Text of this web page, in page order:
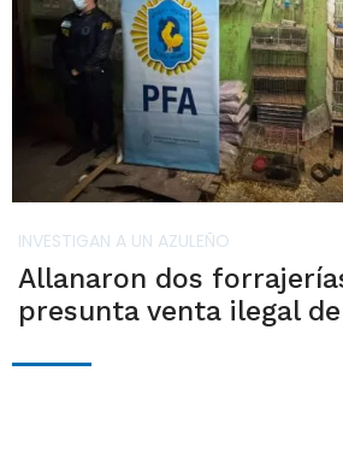
INVESTIGAN A UN AZULEÑO
Allanaron dos
presunta venta ilegal